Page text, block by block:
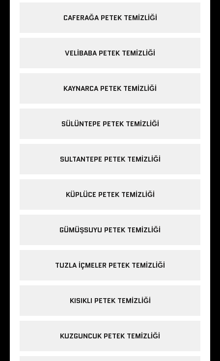
CAFERAĞA PETEK TEMIZLIĞI
VELIBABA PETEK TEMIZLIĞI
KAYNARCA PETEK TEMIZLIĞI
SÜLÜNTEPE PETEK TEMIZLIĞI
SULTANTEPE PETEK TEMIZLIĞI
KÜPLÜCE PETEK TEMIZLIĞI
GÜMÜŞSUYU PETEK TEMIZLIĞI
TUZLA IÇMELER PETEK TEMIZLIĞI
KISIKLI PETEK TEMIZLIĞI
KUZGUNCUK PETEK TEMIZLIĞI